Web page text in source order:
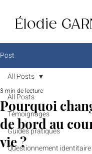
Élodie
Post
All Posts
Témoignages
Guides pratiques
Questionnement identitaire
All Posts
Pourquoi
de bord au
vie ?
3 min de lecture